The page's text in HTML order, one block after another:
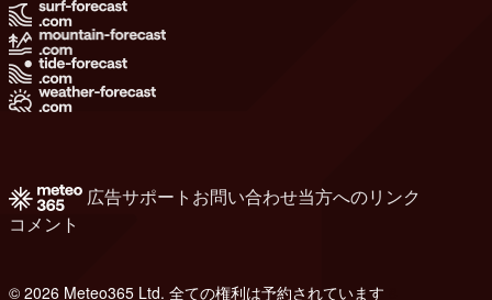
広告サポート お問い合わせ当方へのリンク
コメント
© 2026 Meteo365 Ltd. 全ての権利は予約されています